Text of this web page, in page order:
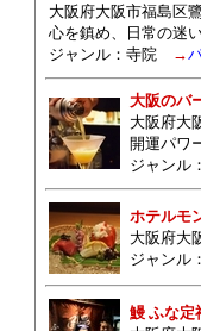
大阪府大阪市福島区
心を鎮め、日常の迷
ジャンル： 寺院→
大阪のバ
大阪府大
開運パワ
ジャンル
ホテルモ
大阪府大
ジャンル
鰻 ふな定